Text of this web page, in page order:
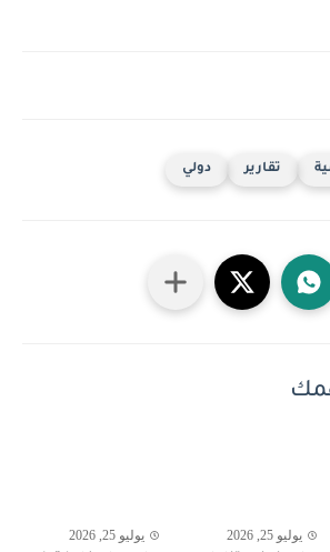
تقارير دولي
يوليو 25, 2026 يوليو 25, 2026